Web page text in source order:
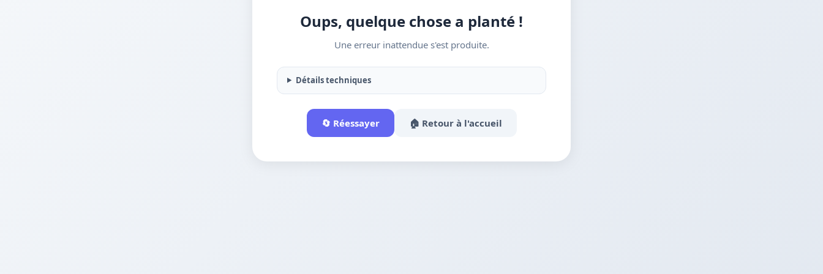
Oups, quelque chose a planté !
Une erreur inattendue s'est produite.
Détails techniques
🔄 Réessayer 🏠 Retour à l'accueil